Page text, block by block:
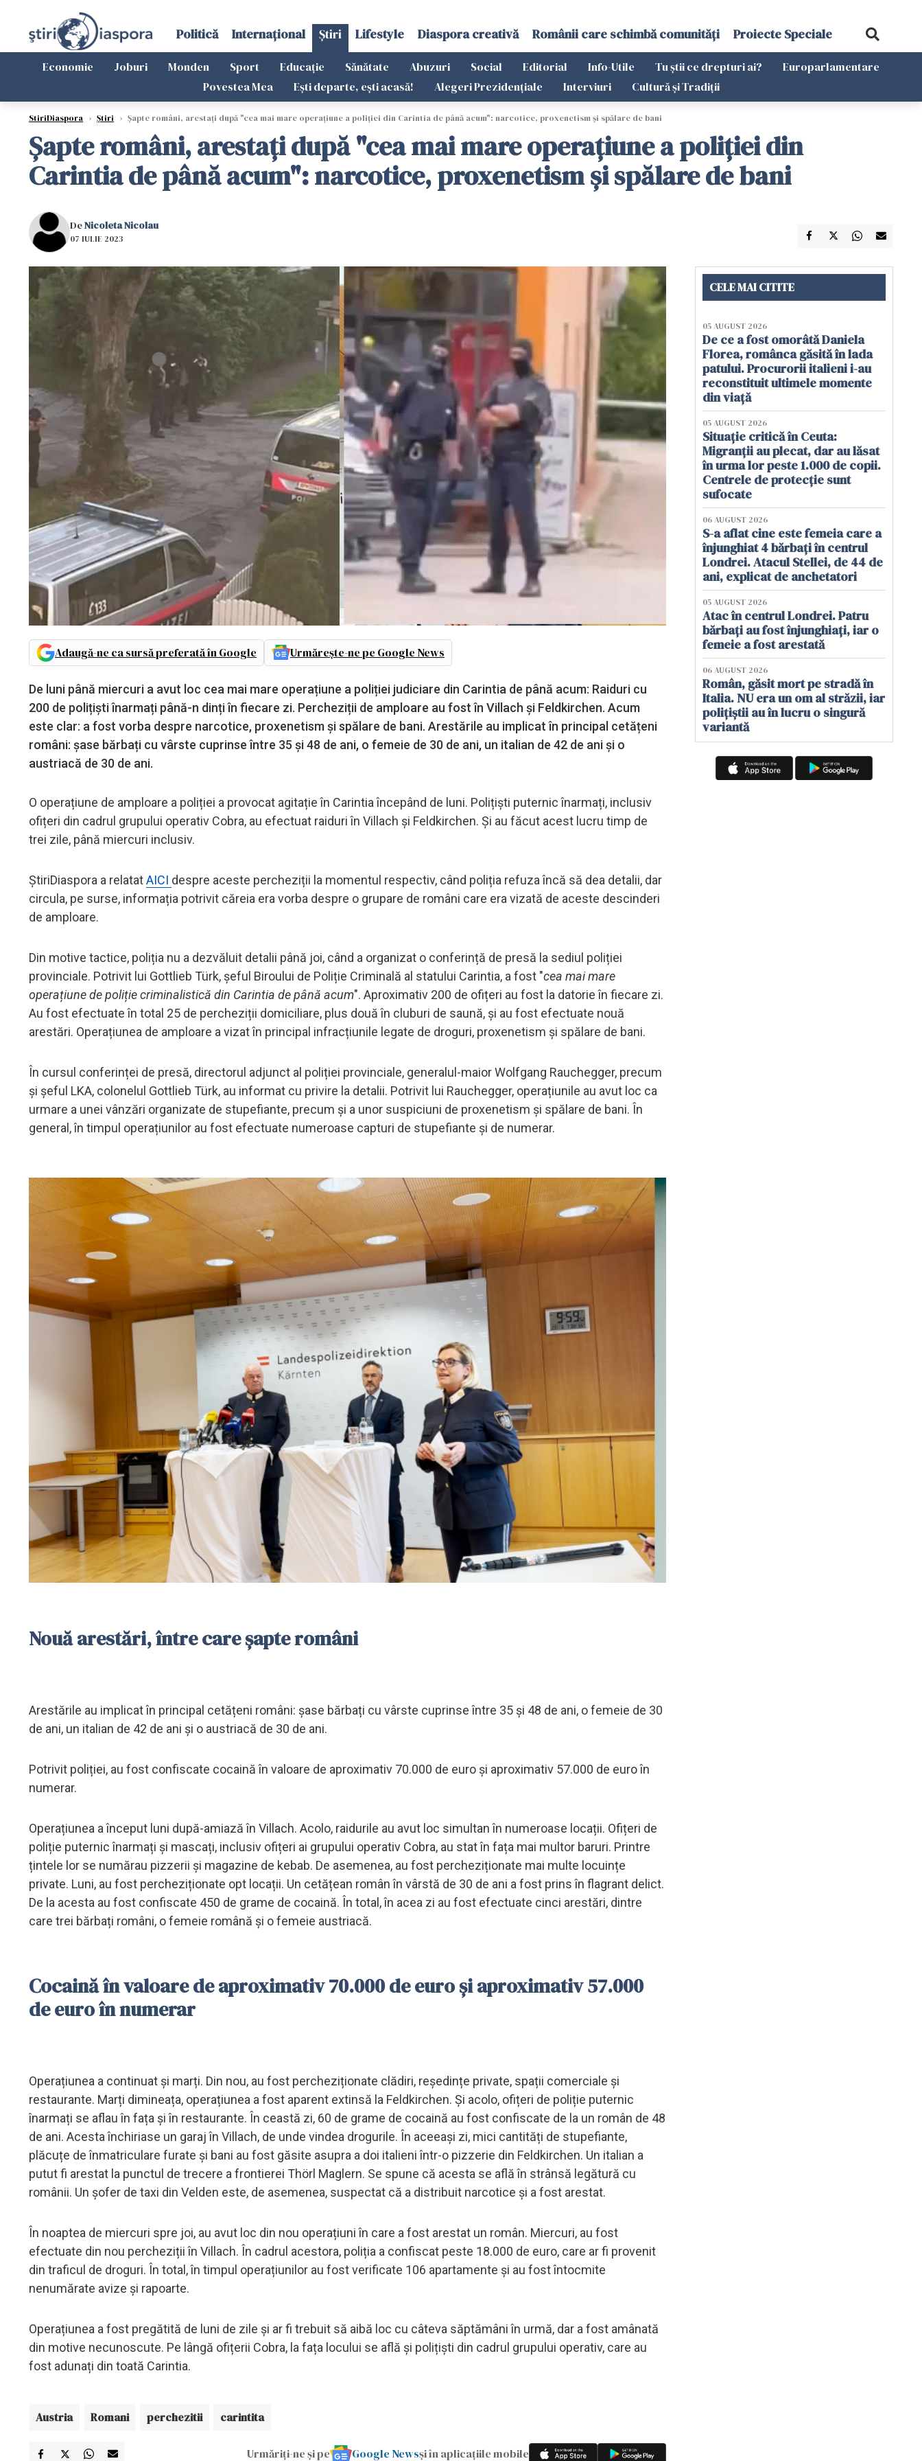
Politică Internațional Știri Lifestyle Diaspora creativă Românii care schimbă comunități Proiecte Speciale
Economie Joburi Monden Sport Educație Sănătate Abuzuri Social Editorial Info-Utile Tu știi ce drepturi ai?
Europarlamentare
Povestea Mea
Ești departe, ești acasă! Alegeri Prezidențiale Interviuri Cultură și Tradiții
StiriDiaspora › Știri › Șapte români, arestați după "cea mai mare operațiune a poliției din Carintia de până acum": narcotice, proxenetism și spălare de bani
Șapte români, arestați după "cea mai mare operațiune a poliției din
Carintia de până acum": narcotice, proxenetism și spălare de bani
DeNicoleta Nicolau
07 IULIE 2023
Adaugă-ne ca sursă preferată în Google Urmărește-ne pe Google News
De luni până miercuri a avut loc cea mai mare operațiune a poliției judiciare din Carintia de până acum: Raiduri cu
200 de polițiști înarmați până-n dinți în fiecare zi. Percheziții de amploare au fost în Villach și Feldkirchen. Acum
este clar: a fost vorba despre narcotice, proxenetism și spălare de bani. Arestările au implicat în principal cetățeni
români: șase bărbați cu vârste cuprinse între 35 și 48 de ani, o femeie de 30 de ani, un italian de 42 de ani și o
austriacă de 30 de ani.
O operațiune de amploare a poliției a provocat agitație în Carintia începând de luni. Polițiști puternic înarmați, inclusiv
ofițeri din cadrul grupului operativ Cobra, au efectuat raiduri în Villach și Feldkirchen. Și au făcut acest lucru timp de
trei zile, până miercuri inclusiv.
ȘtiriDiaspora a relatatAICI despre aceste percheziții la momentul respectiv, când poliția refuza încă să dea detalii, dar
circula, pe surse, informația potrivit căreia era vorba despre o grupare de români care era vizată de aceste descinderi
de amploare.
Din motive tactice, poliția nu a dezvăluit detalii până joi, când a organizat o conferință de presă la sediul poliției
provinciale. Potrivit lui Gottlieb Türk, șeful Biroului de Poliție Criminală al statului Carintia, a fost "cea mai mare
operațiune de poliție criminalistică din Carintia de până acum". Aproximativ 200 de ofițeri au fost la datorie în fiecare zi.
Au fost efectuate în total 25 de percheziții domiciliare, plus două în cluburi de saună, și au fost efectuate nouă
arestări. Operațiunea de amploare a vizat în principal infracțiunile legate de droguri, proxenetism și spălare de bani.
În cursul conferinței de presă, directorul adjunct al poliției provinciale, generalul-maior Wolfgang Rauchegger, precum
și șeful LKA, colonelul Gottlieb Türk, au informat cu privire la detalii. Potrivit lui Rauchegger, operațiunile au avut loc ca
urmare a unei vânzări organizate de stupefiante, precum și a unor suspiciuni de proxenetism și spălare de bani. În
general, în timpul operațiunilor au fost efectuate numeroase capturi de stupefiante și de numerar.
Nouă arestări, între care șapte români
Arestările au implicat în principal cetățeni români: șase bărbați cu vârste cuprinse între 35 și 48 de ani, o femeie de 30
de ani, un italian de 42 de ani și o austriacă de 30 de ani.
Potrivit poliției, au fost confiscate cocaină în valoare de aproximativ 70.000 de euro și aproximativ 57.000 de euro în
numerar.
Operațiunea a început luni după-amiază în Villach. Acolo, raidurile au avut loc simultan în numeroase locații. Ofițeri de
poliție puternic înarmați și mascați, inclusiv ofițeri ai grupului operativ Cobra, au stat în fața mai multor baruri. Printre
țintele lor se numărau pizzerii și magazine de kebab. De asemenea, au fost percheziționate mai multe locuințe
private. Luni, au fost percheziționate opt locații. Un cetățean român în vârstă de 30 de ani a fost prins în flagrant delict.
De la acesta au fost confiscate 450 de grame de cocaină. În total, în acea zi au fost efectuate cinci arestări, dintre
care trei bărbați români, o femeie română și o femeie austriacă.
Cocaină în valoare de aproximativ 70.000 de euro și aproximativ 57.000
de euro în numerar
Operațiunea a continuat și marți. Din nou, au fost percheziționate clădiri, reședințe private, spații comerciale și
restaurante. Marți dimineața, operațiunea a fost aparent extinsă la Feldkirchen. Și acolo, ofițeri de poliție puternic
înarmați se aflau în fața și în restaurante. În ceastă zi, 60 de grame de cocaină au fost confiscate de la un român de 48
de ani. Acesta închiriase un garaj în Villach, de unde vindea drogurile. În aceeași zi, mici cantități de stupefiante,
plăcuțe de înmatriculare furate și bani au fost găsite asupra a doi italieni într-o pizzerie din Feldkirchen. Un italian a
putut fi arestat la punctul de trecere a frontierei Thörl Maglern. Se spune că acesta se află în strânsă legătură cu
românii. Un șofer de taxi din Velden este, de asemenea, suspectat că a distribuit narcotice și a fost arestat.
În noaptea de miercuri spre joi, au avut loc din nou operațiuni în care a fost arestat un român. Miercuri, au fost
efectuate din nou percheziții în Villach. În cadrul acestora, poliția a confiscat peste 18.000 de euro, care ar fi provenit
din traficul de droguri. În total, în timpul operațiunilor au fost verificate 106 apartamente și au fost întocmite
nenumărate avize și rapoarte.
Operațiunea a fost pregătită de luni de zile și ar fi trebuit să aibă loc cu câteva săptămâni în urmă, dar a fost amânată
din motive necunoscute. Pe lângă ofițerii Cobra, la fața locului se află și polițiști din cadrul grupului operativ, care au
fost adunați din toată Carintia.
Austria Romani perchezitii carintita
Urmăriți-ne și pe Google Newsși în aplicațiile mobile
CELE MAI CITITE
05 AUGUST 2026
De ce a fost omorâtă Daniela
Florea, românca găsită în lada
patului. Procurorii italieni i-au
reconstituit ultimele momente
din viață
05 AUGUST 2026
Situație critică în Ceuta:
Migranții au plecat, dar au lăsat
în urma lor peste 1.000 de copii.
Centrele de protecție sunt
sufocate
06 AUGUST 2026
S-a aflat cine este femeia care a
înjunghiat 4 bărbați în centrul
Londrei. Atacul Stellei, de 44 de
ani, explicat de anchetatori
05 AUGUST 2026
Atac în centrul Londrei. Patru
bărbați au fost înjunghiați, iar o
femeie a fost arestată
06 AUGUST 2026
Român, găsit mort pe stradă în
Italia. NU era un om al străzii, iar
polițiștii au în lucru o singură
variantă